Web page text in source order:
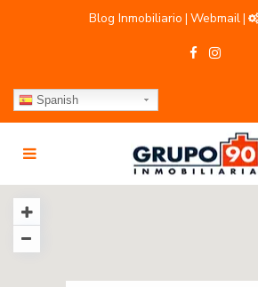
Blog Inmobiliario | Webmail|
Spanish